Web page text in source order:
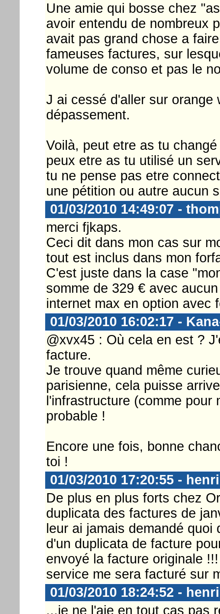
Une amie qui bosse chez
avoir entendu de nombreux
avait pas grand chose a
fameuses factures, sur
volume de conso et pas le
J ai cessé d'aller sur orange
dépassement.
Voilà, peut etre as tu
peux etre as tu utilisé un
tu ne pense pas etre
une pétition ou autre aucun
01/03/2010 14:49:07 -
merci fjkaps.
Ceci dit dans mon cas sur
tout est inclus dans mon
C'est juste dans la case
somme de 329 € avec
internet max en option avec
01/03/2010 16:02:17 -
@xvx45 : Où cela en est ?
facture.
Je trouve quand même
parisienne, cela puisse
l'infrastructure (comme
probable !
Encore une fois, bonne
toi !
01/03/2010 17:20:55 - henri
De plus en plus forts chez
duplicata des factures de
leur ai jamais demandé
d'un duplicata de facture
envoyé la facture originale
service me sera facturé sur
01/03/2010 18:24:52 - henri
...je ne l'aie en tout cas pas